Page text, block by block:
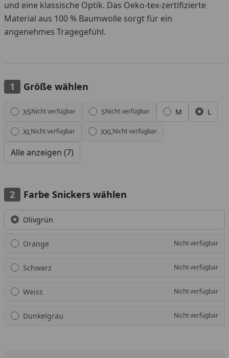
und eine klassische Optik. Das Oeko-tex-zertifizierte
Material aus 100 % Baumwolle sorgt für ein
angenehmes Tragegefühl.
Größe wählen
Alle anzeigen (7)
XSNicht verfügbar SNicht verfügbar M L
XLNicht verfügbar XXLNicht verfügbar
Alle anzeigen (7)
Farbe Snickers wählen
Alle anzeigen (5)
Olivgrün
Orange Nicht verfügbar
Schwarz Nicht verfügbar
Weiss Nicht verfügbar
Dunkelgrau Nicht verfügbar